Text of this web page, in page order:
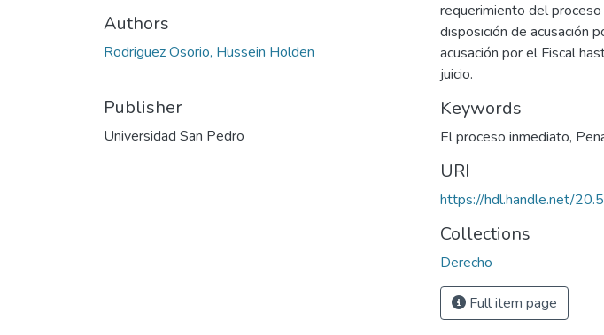
Authors
Rodriguez Osorio, Hussein Holden
Publisher
Universidad San Pedro
requerimiento del
disposición de acusación
acusación por el Fiscal
juicio.
Keywords
El proceso inmediato,
URI
https://hdl.handle.net/
Collections
Derecho
Full item page